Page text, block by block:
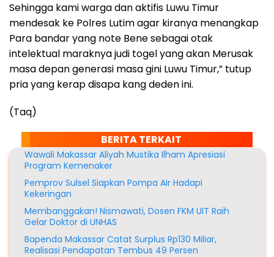
Sehingga kami warga dan aktifis Luwu Timur
mendesak ke Polres Lutim agar kiranya menangkap
Para bandar yang note Bene sebagai otak
intelektual maraknya judi togel yang akan Merusak
masa depan generasi masa gini Luwu Timur,” tutup
pria yang kerap disapa kang deden ini.
(Taq)
BERITA TERKAIT
Wawali Makassar Aliyah Mustika Ilham Apresiasi
Program Kemenaker
Pemprov Sulsel Siapkan Pompa Air Hadapi
Kekeringan
Membanggakan! Nismawati, Dosen FKM UIT Raih
Gelar Doktor di UNHAS
Bapenda Makassar Catat Surplus Rp130 Miliar,
Realisasi Pendapatan Tembus 49 Persen